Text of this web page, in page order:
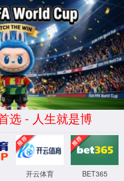
2007|股份有限